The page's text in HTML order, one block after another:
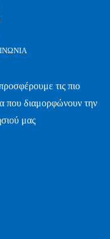
τις πιο
που διαμορφώνουν την
μας